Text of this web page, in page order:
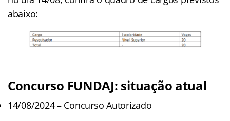
abaixo:
Concurso FUNDAJ: situação atual
14/08/2024 – Concurso Autorizado